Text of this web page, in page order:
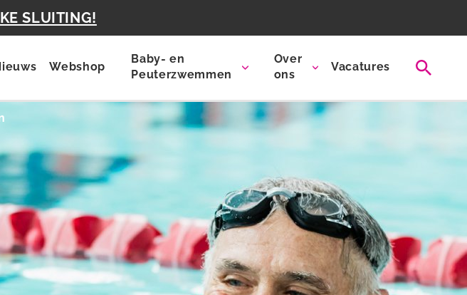
SLUITING!
Webshop
Baby- en
Peuterzwemmen
Over
ons
Vacatures